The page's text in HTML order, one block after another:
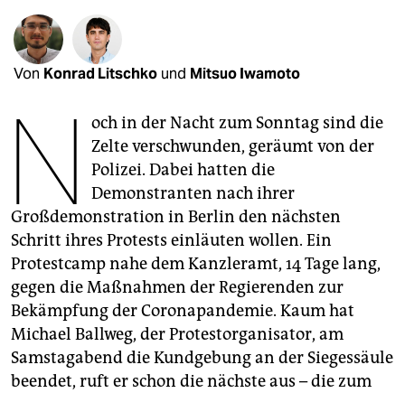
fragen & hilfe
unterstützen
abo
genossenschaft
epaper login
Von Konrad Litschko und Mitsuo Iwamoto
N
och in der Nacht zum Sonntag sind die
Zelte verschwunden, geräumt von der
Polizei. Dabei hatten die
Demonstranten nach ihrer
Großdemonstration in Berlin den nächsten
Schritt ihres Protests einläuten wollen. Ein
Protestcamp nahe dem Kanzleramt, 14 Tage lang,
gegen die Maßnahmen der Regierenden zur
Bekämpfung der Coronapandemie. Kaum hat
Michael Ballweg, der Protestorganisator, am
Samstagabend die Kundgebung an der Siegessäule
beendet, ruft er schon die nächste aus – die zum